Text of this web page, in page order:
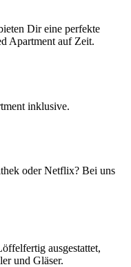
Dir eine perfekte
Apartment auf Zeit.
inklusive.
oder Netflix? Bei uns
ausgestattet,
und Gläser.